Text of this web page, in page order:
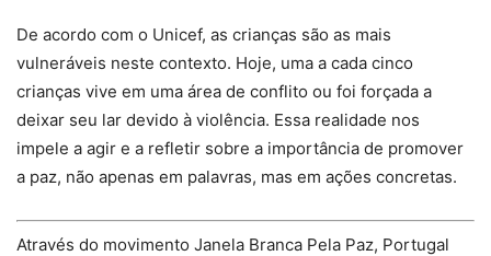
De acordo com o Unicef, as crianças são as mais
vulneráveis neste contexto. Hoje, uma a cada cinco
crianças vive em uma área de conflito ou foi forçada a
deixar seu lar devido à violência. Essa realidade nos
impele a agir e a refletir sobre a importância de promover
a paz, não apenas em palavras, mas em ações concretas.
Através do movimento Janela Branca Pela Paz, Portugal